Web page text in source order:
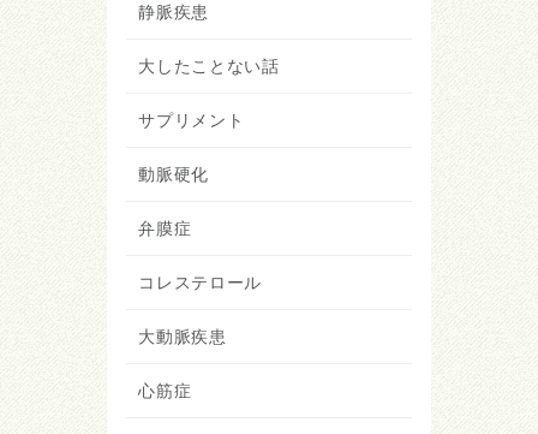
静脈疾患
大したことない話
サプリメント
動脈硬化
弁膜症
コレステロール
大動脈疾患
心筋症